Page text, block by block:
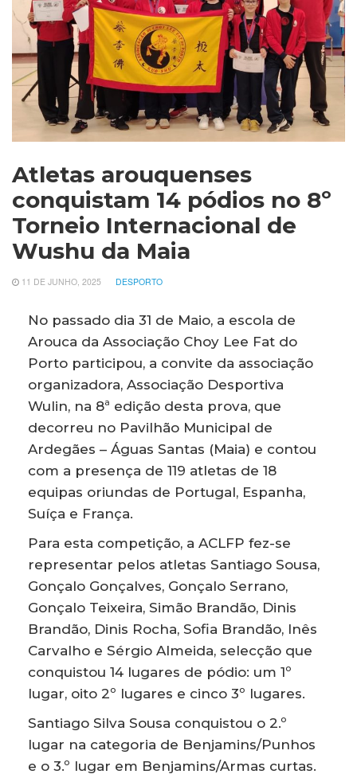
Atletas arouquenses
conquistam 14 pódios no 8º
Torneio Internacional de
Wushu da Maia
11 DE JUNHO, 2025 DESPORTO
No passado dia 31 de Maio, a escola de
Arouca da Associação Choy Lee Fat do
Porto participou, a convite da associação
organizadora, Associação Desportiva
Wulin, na 8ª edição desta prova, que
decorreu no Pavilhão Municipal de
Ardegães – Águas Santas (Maia) e contou
com a presença de 119 atletas de 18
equipas oriundas de Portugal, Espanha,
Suíça e França.
Para esta competição, a ACLFP fez-se
representar pelos atletas Santiago Sousa,
Gonçalo Gonçalves, Gonçalo Serrano,
Gonçalo Teixeira, Simão Brandão, Dinis
Brandão, Dinis Rocha, Sofia Brandão, Inês
Carvalho e Sérgio Almeida, selecção que
conquistou 14 lugares de pódio: um 1º
lugar, oito 2º lugares e cinco 3º lugares.
Santiago Silva Sousa conquistou o 2.º
lugar na categoria de Benjamins/Punhos
e o 3.º lugar em Benjamins/Armas curtas.